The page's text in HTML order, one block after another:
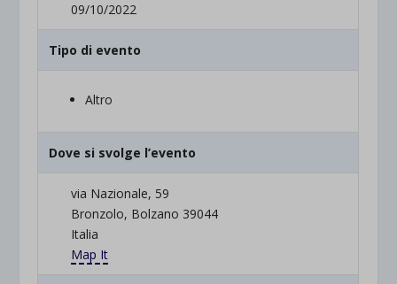
09/10/2022
Tipo di evento
Altro
Dove si svolge l’evento
via Nazionale, 59
Bronzolo, Bolzano 39044
Italia
Map It